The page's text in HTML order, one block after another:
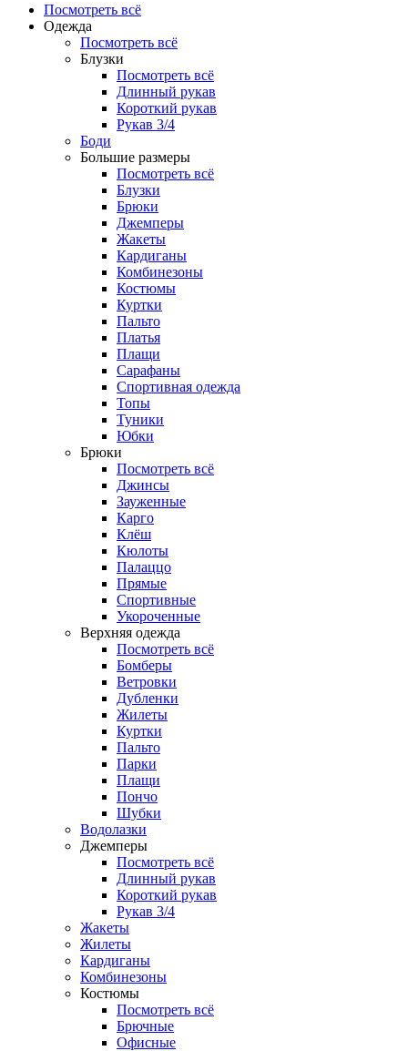
Посмотреть всё
Одежда
Посмотреть всё
Блузки
Посмотреть всё
Длинный рукав
Короткий рукав
Рукав 3/4
Боди
Большие размеры
Посмотреть всё
Блузки
Брюки
Джемперы
Жакеты
Кардиганы
Комбинезоны
Костюмы
Куртки
Пальто
Платья
Плащи
Сарафаны
Спортивная одежда
Топы
Туники
Юбки
Брюки
Посмотреть всё
Джинсы
Зауженные
Карго
Клёш
Кюлоты
Палаццо
Прямые
Спортивные
Укороченные
Верхняя одежда
Посмотреть всё
Бомберы
Ветровки
Дубленки
Жилеты
Куртки
Пальто
Парки
Плащи
Пончо
Шубки
Водолазки
Джемперы
Посмотреть всё
Длинный рукав
Короткий рукав
Рукав 3/4
Жакеты
Жилеты
Кардиганы
Комбинезоны
Костюмы
Посмотреть всё
Брючные
Офисные